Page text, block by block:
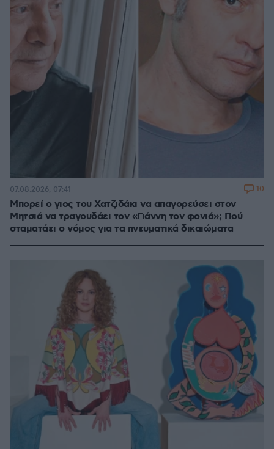
Μπορεί ο γιος του Χατζιδάκι να απαγορεύσει στον
Μητσιά να τραγουδάει τον «Γιάννη τον φονιά»; Πού
σταματάει ο νόμος για τα πνευματικά δικαιώματα
07.08.2026, 07:41 10